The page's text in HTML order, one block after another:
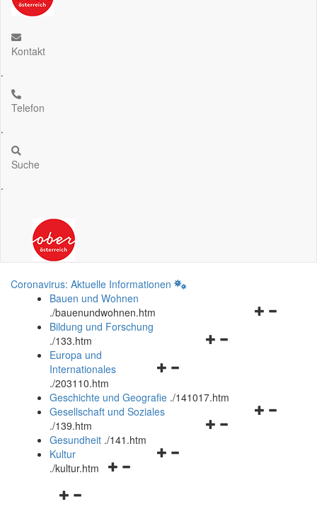
Kontakt
.
Telefon
.
Suche
.
Coronavirus: Aktuelle Informationen
Bauen und Wohnen
./bauenundwohnen.htm
Navigationsmenü
Bildung und Forschung
./133.htm
Navigationsmenü
und
schließen
Europa und
Internationales
./203110.htm
Geschichte und Geografie ./141017.htm
Navigationsmenü
Gesellschaft und Soziales
./139.htm
Navigationsmenü
Gesundheit ./141.htm
Navigationsmenü
Kultur
./kultur.htm
Navigationsmenü